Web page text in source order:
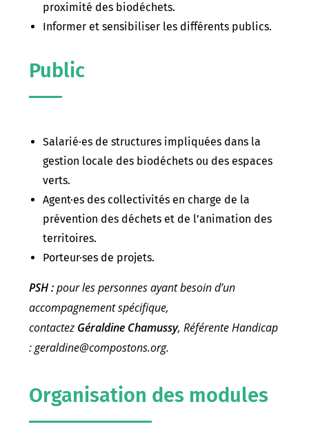
proximité des biodéchets.
Informer et sensibiliser les différents publics.
Public
Salarié·es de structures impliquées dans la
gestion locale des biodéchets ou des espaces
verts.
Agent·es des collectivités en charge de la
prévention des déchets et de l’animation des
territoires.
Porteur·ses de projets.
PSH :pour les personnes ayant besoin d’un
accompagnement spécifique,
contactez Géraldine Chamussy, Référente Handicap
: geraldine@compostons.org.
Organisation des modules